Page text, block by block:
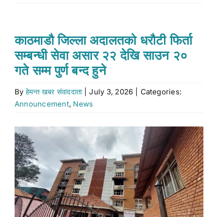
Don’t Miss
Search
for:
काठमाडौ जिल्ला अदालतको धरौटी फिर्ता
सम्बन्धी सेवा असार २२ देखि साउन २०
गते सम्म पुर्ण बन्द हुने
Byहेमन्त खबर संवाददाता July 3, 2026
Categories:
Announcement, News
View
Larger
Image